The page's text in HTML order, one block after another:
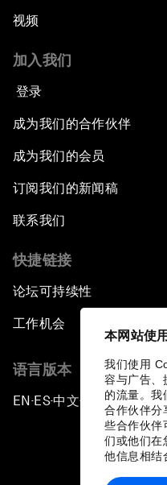
本网站使
我们使用
容与广告、
的流量。我
合作伙伴分
些合作伙伴
们或他们在
他信息相结
视频
加入我们
登录
成为我们的合作伙伴
成为我们的会员
订阅我们的新闻稿
联系我们
快捷链接
论坛可持续性
工作机会
语言版本
EN ▪ES▪中文▪ 日本語